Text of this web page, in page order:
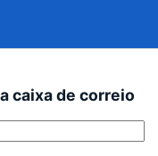
caixa de correio